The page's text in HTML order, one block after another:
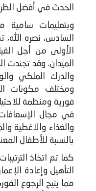
الحدث في أفضل
وبتعليمات سامية
السادس، نصره
الأولى من أجل
الميدان. وقد تجندت
والدرك الملكي
ومختلف مكونات
فورية ومنظمة
في مجال الإسعافات
والغذاء والاغطية
بالنسبة للأطفال
كما تم اتخاذ
التأهيل وإعادة
مما يتيح الرجوع